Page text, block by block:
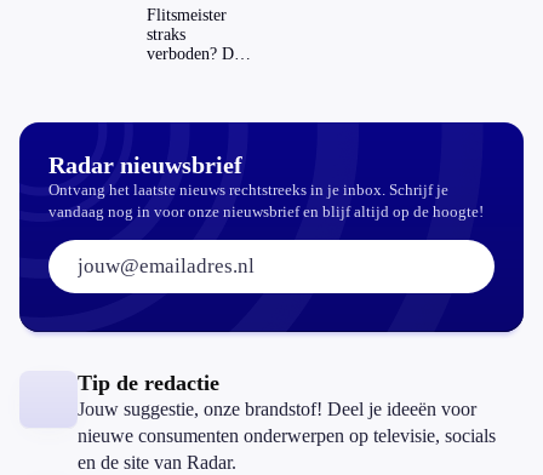
autisme? Zo
verwijder je
hem
Flitsmeister
straks
verboden? Dit
Radar nieuwsbrief
Ontvang het laatste nieuws rechtstreeks in je inbox. Schrijf je
vandaag nog in voor onze nieuwsbrief en blijf altijd op de hoogte!
E-mailadres:
Tip de redactie
Jouw suggestie, onze brandstof! Deel je ideeën voor
nieuwe consumenten onderwerpen op televisie, socials
en de site van Radar.